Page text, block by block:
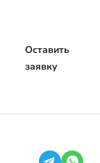
Оставить
заявку